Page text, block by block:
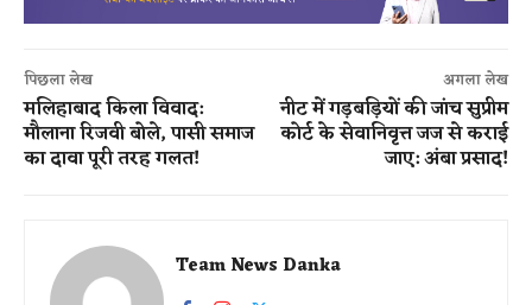
पिछला लेख
मलिहाबाद किला विवाद:
मौलाना रिजवी बोले, पासी समाज
का दावा पूरी तरह गलत!
अगला लेख
नीट में गड़बड़ियों की जांच सुप्रीम
कोर्ट के सेवानिवृत्त जज से कराई
जाए: अंबा प्रसाद!
Team News Danka